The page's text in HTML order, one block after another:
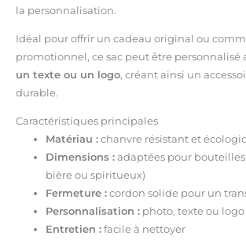
la personnalisation.
Idéal pour offrir un cadeau original ou
promotionnel, ce sac peut être personnalisé
un texte ou un logo, créant ainsi un
durable.
Caractéristiques principales
Matériau :chanvre résistant et
Dimensions :adaptées pour bouteilles
bière ou spiritueux)
Fermeture :cordon solide pour un
Personnalisation :photo, texte ou logo
Entretien :facile à nettoyer